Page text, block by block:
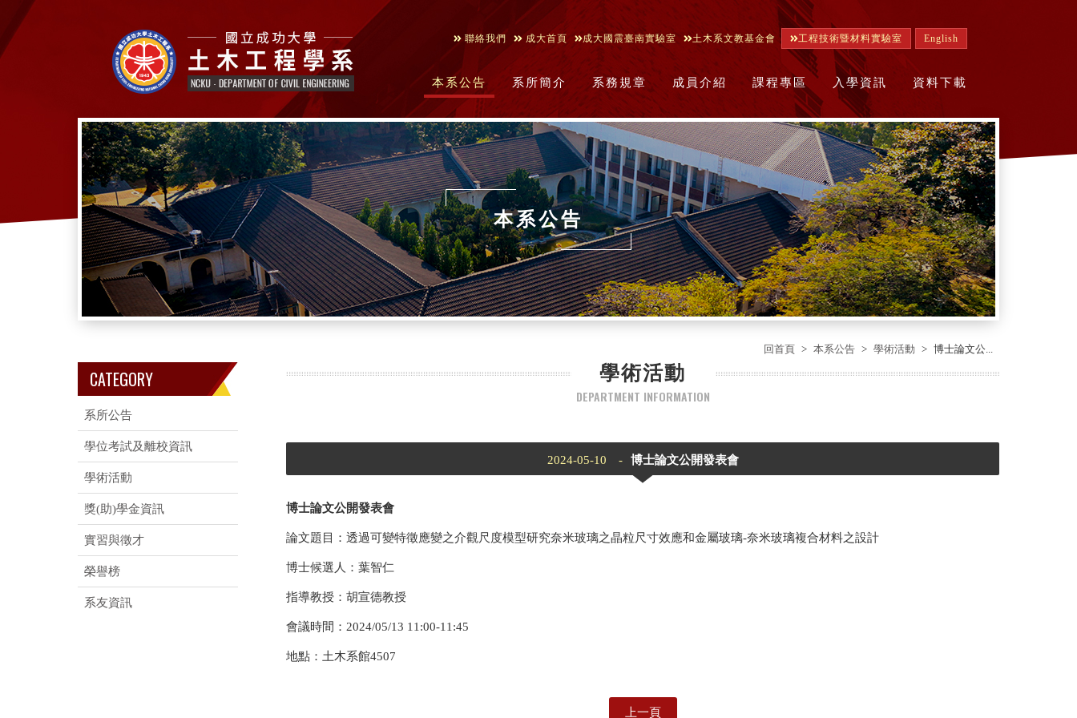
聯絡我們 成大首頁 成大國震臺南實驗室 土木系文教基金會 工程技術暨材料實驗室 English
本系公告 系所簡介 系務規章 成員介紹 課程專區 入學資訊 資料下載
本系公告
回首頁 本系公告 學術活動 博士論文公...
CATEGORY
系所公告
學位考試及離校資訊
學術活動
獎(助)學金資訊
實習與徵才
榮譽榜
系友資訊
學術活動
DEPARTMENT INFORMATION
2024-05-10 - 博士論文公開發表會
博士論文公開發表會
論文題目：透過可變特徵應變之介觀尺度模型研究奈米玻璃之晶粒尺寸效應和金屬玻璃-奈米玻璃複合材料之設計
博士候選人：葉智仁
指導教授：胡宣德教授
會議時間：2024/05/13 11:00-11:45
地點：土木系館4507
上一頁